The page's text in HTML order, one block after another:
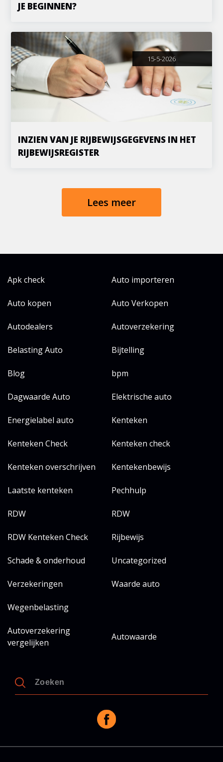
JE BEGINNEN?
15-5-2026
INZIEN VAN JE RIJBEWIJSGEGEVENS IN HET
RIJBEWIJSREGISTER
Lees meer
Apk check Auto importeren
Auto kopen Auto Verkopen
Autodealers Autoverzekering
Belasting Auto Bijtelling
Blog bpm
Dagwaarde Auto Elektrische auto
Energielabel auto Kenteken
Kenteken Check Kenteken check
Kenteken overschrijven Kentekenbewijs
Laatste kenteken Pechhulp
RDW RDW
RDW Kenteken Check Rijbewijs
Schade & onderhoud Uncategorized
Verzekeringen Waarde auto
Wegenbelasting
Autoverzekering
vergelijken
Autowaarde